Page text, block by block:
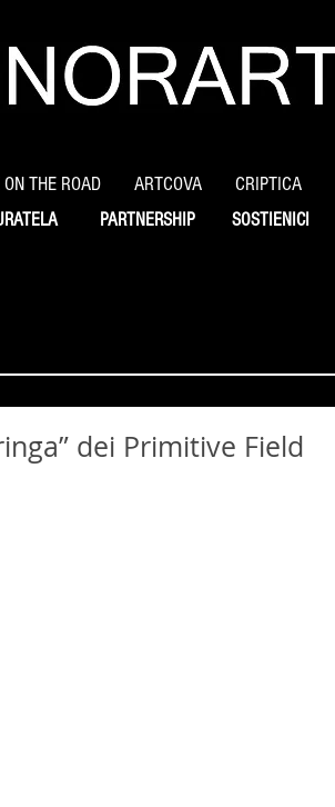
THE ROAD ARTCOVA CRIPTICA
PARTNERSHIP SOSTIENICI
dei Primitive Field